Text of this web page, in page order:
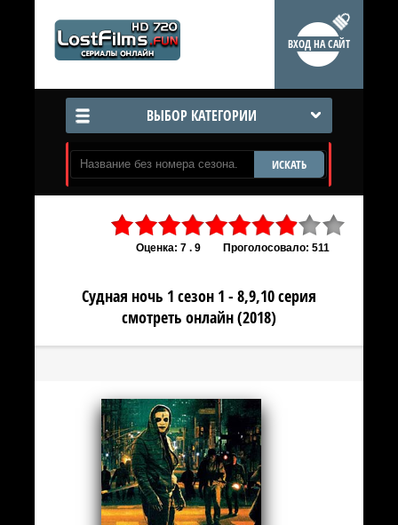
ВХОД НА САЙТ
ВЫБОР КАТЕГОРИИ
ИСКАТЬ
Оценка: 7 . 9 Проголосовало: 511
Судная ночь 1 сезон 1 - 8,9,10 серия
смотреть онлайн (2018)